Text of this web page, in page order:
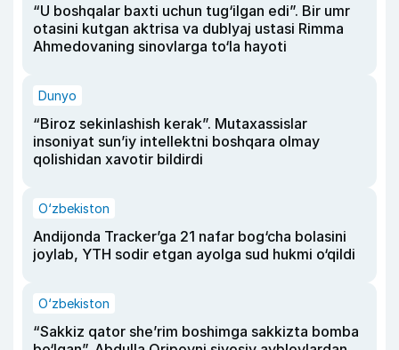
“U boshqalar baxti uchun tug‘ilgan edi”. Bir umr
otasini kutgan aktrisa va dublyaj ustasi Rimma
Ahmedovaning sinovlarga to‘la hayoti
Dunyo
“Biroz sekinlashish kerak”. Mutaxassislar
insoniyat sun’iy intellektni boshqara olmay
qolishidan xavotir bildirdi
O‘zbekiston
Andijonda Tracker’ga 21 nafar bog‘cha bolasini
joylab, YTH sodir etgan ayolga sud hukmi o‘qildi
O‘zbekiston
“Sakkiz qator she’rim boshimga sakkizta bomba